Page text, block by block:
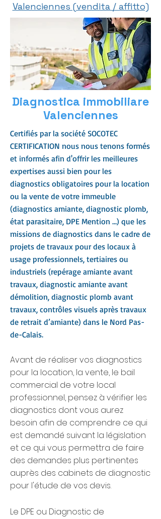
Valenciennes (vendita / affitto)
Diagnostica immobiliare
Valenciennes
Certifiés par la société SOCOTEC
CERTIFICATION nous nous tenons formés
et informés afin d'offrir les meilleures
expertises aussi bien pour les
diagnostics obligatoires pour la location
ou la vente de votre immeuble
(diagnostics amiante, diagnostic plomb,
état parasitaire, DPE Mention …) que les
missions de diagnostics dans le cadre de
projets de travaux pour des locaux à
usage professionnels, tertiaires ou
industriels (repérage amiante avant
travaux, diagnostic amiante avant
démolition, diagnostic plomb avant
travaux, contrôles visuels après travaux
de retrait d’amiante) dans le Nord Pas-
de-Calais.
Avant de réaliser vos diagnostics
pour la location, la vente, le bail
commercial de votre local
professionnel, pensez à vérifier les
diagnostics dont vous aurez
besoin afin de comprendre ce qui
est demandé suivant la législation
et ce qui vous permettra de faire
des demandes plus pertinentes
auprès des cabinets de diagnostic
pour l'étude de vos devis.
Le DPE ou Diagnostic de